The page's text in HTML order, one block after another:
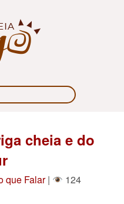
cheia e do
que Falar|
124